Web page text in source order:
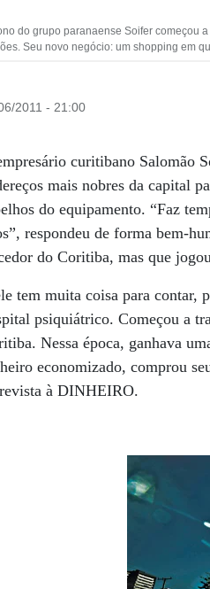
do grupo paranaense Soifer começou
Seu novo negócio: um shopping em
2011 - 21:00
curitibano Salomão
mais nobres da capital
do equipamento. “Faz
respondeu de forma bem-
do Coritiba, mas que
tem muita coisa para contar,
psiquiátrico. Começou a
Nessa época, ganhava
economizado, comprou
à DINHEIRO.